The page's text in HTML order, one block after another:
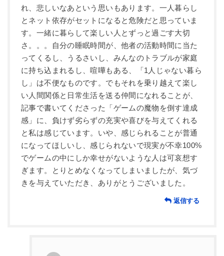
れ、悲しいなあという思いもあります。一人暮らし
とネット依存がセットになると危険だと思っていま
す。一緒に暮らして楽しい人とずっと過ごす大切
さ。。。自分の睡眠時間が、他者の活動時間に当た
ってくるし、うるさいし、みんなのトラブルが家庭
に持ち込まれるし、喧嘩もある、「1人じゃない暮ら
し」は不便なものです。でもそれを乗り越えて楽し
い人間関係と日常生活を送る仲間になれることが、
記事で書いてくださった「ゲームの魔物を倒す達成
感」に、負けず劣らずの充実や喜びを与えてくれる
と私は感じています。いや、感じられることが普通
になってほしいし、感じられないで現実が不幸100%
でゲームの中にしか幸せがないような人は可哀想す
ぎます。とりとめなくなってしまいましたが、気づ
きを与えていただき、ありがとうございました。
返信する